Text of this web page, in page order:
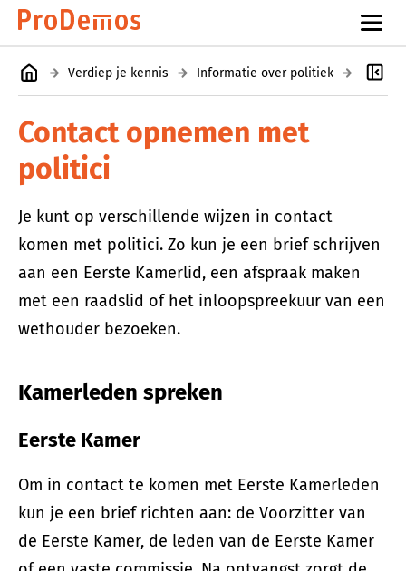
Verdiep je kennis Informatie over politiek Zelf
Contact opnemen met
politici
Je kunt op verschillende wijzen in contact
komen met politici. Zo kun je een brief schrijven
aan een Eerste Kamerlid, een afspraak maken
met een raadslid of het inloopspreekuur van een
wethouder bezoeken.
Kamerleden spreken
Eerste Kamer
Om in contact te komen met Eerste Kamerleden
kun je een brief richten aan: de Voorzitter van
de Eerste Kamer, de leden van de Eerste Kamer